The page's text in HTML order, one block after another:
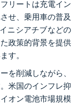
リートは充電イン
せ、乗用車の普及
ニシアチブなどの
政策的背景を提供
す。
を削減しながら、
米国のインフレ抑
オン電池市場規模